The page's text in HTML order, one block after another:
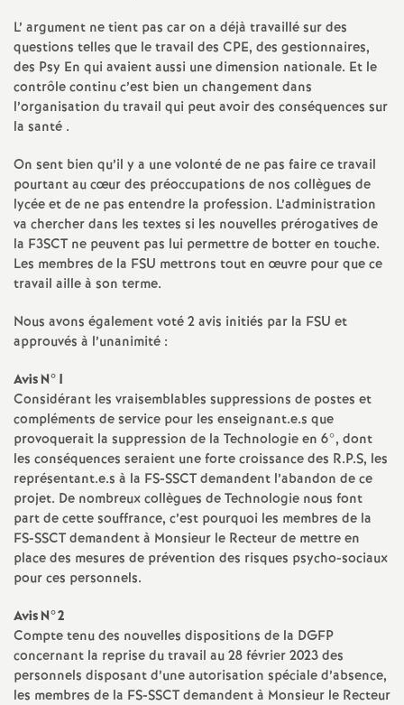
e
S
c
o
n
d
e
g
r
é
r
l
L’ argument ne tient pas car on a déjà travaillé sur des
questions telles que le travail des CPE, des gestionnaires,
des Psy En qui avaient aussi une dimension nationale. Et le
contrôle continu c’est bien un changement dans
l’organisation du travail qui peut avoir des conséquences sur
la santé .
On sent bien qu’il y a une volonté de ne pas faire ce travail
pourtant au cœur des préoccupations de nos collègues de
lycée et de ne pas entendre la profession. L’administration
va chercher dans les textes si les nouvelles prérogatives de
la F3SCT ne peuvent pas lui permettre de botter en touche.
Les membres de la FSU mettrons tout en œuvre pour que ce
travail aille à son terme.
Nous avons également voté 2 avis initiés par la FSU et
approuvés à l’unanimité :
Avis N°1
Considérant les vraisemblables suppressions de postes et
compléments de service pour les enseignant.e.s que
provoquerait la suppression de la Technologie en 6°, dont
les conséquences seraient une forte croissance des R.P.S, les
représentant.e.s à la FS-SSCT demandent l’abandon de ce
projet. De nombreux collègues de Technologie nous font
part de cette souffrance, c’est pourquoi les membres de la
FS-SSCT demandent à Monsieur le Recteur de mettre en
place des mesures de prévention des risques psycho-sociaux
pour ces personnels.
Avis N°2
Compte tenu des nouvelles dispositions de la DGFP
concernant la reprise du travail au 28 février 2023 des
personnels disposant d’une autorisation spéciale d’absence,
les membres de la FS-SSCT demandent à Monsieur le Recteur